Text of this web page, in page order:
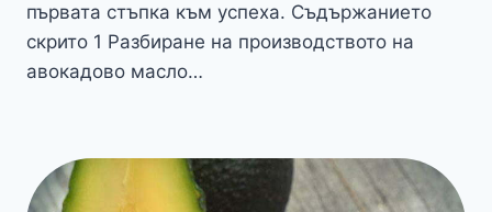
първата стъпка към успеха. Съдържанието
скрито 1 Разбиране на производството на
авокадово масло…